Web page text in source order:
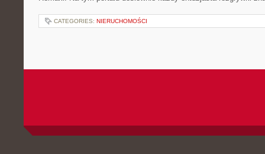
CATEGORIES: NIERUCHOMOŚCI